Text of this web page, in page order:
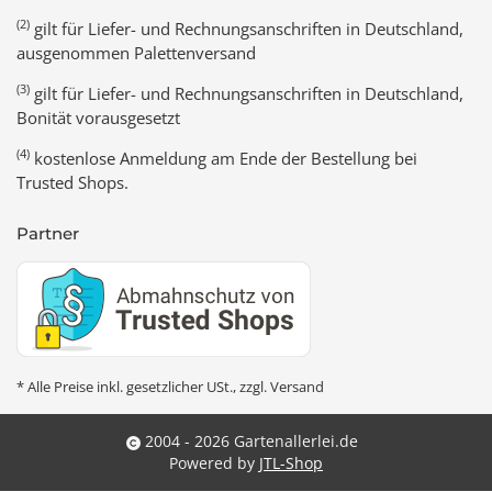
(2) gilt für Liefer- und Rechnungsanschriften in Deutschland,
ausgenommen Palettenversand
(3) gilt für Liefer- und Rechnungsanschriften in Deutschland,
Bonität vorausgesetzt
(4) kostenlose Anmeldung am Ende der Bestellung bei
Trusted Shops.
Partner
* Alle Preise inkl. gesetzlicher USt., zzgl.Versand
2004 - 2026 Gartenallerlei.de
Powered by JTL-Shop